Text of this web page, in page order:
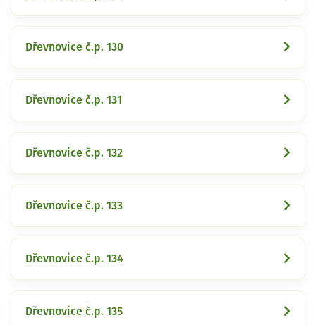
Dřevnovice č.p. 130
Dřevnovice č.p. 131
Dřevnovice č.p. 132
Dřevnovice č.p. 133
Dřevnovice č.p. 134
Dřevnovice č.p. 135